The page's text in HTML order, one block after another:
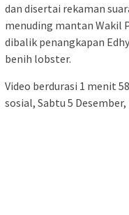
dan disertai rekaman
menuding mantan Wakil
dibalik penangkapan
benih lobster.
Video berdurasi 1 menit
sosial, Sabtu 5